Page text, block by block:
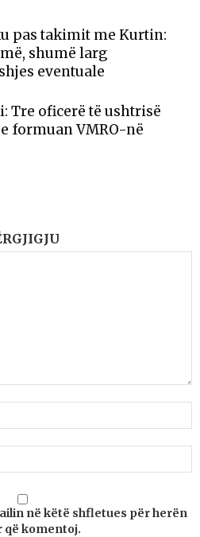
pas takimit me Kurtin:
shumë larg
eventuale
Tre oficerë të ushtrisë
formuan VMRO-në
në këtë shfletues për herën
që komentoj.